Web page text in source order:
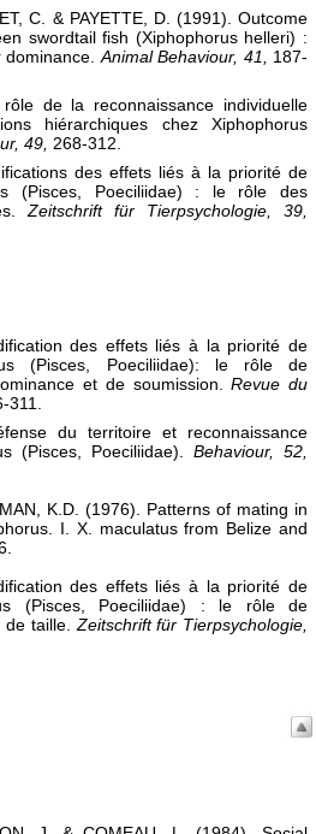
C. & PAYETTE, D. (1991). Outcome
swordtail fish (Xiphophorus helleri) :
Animal Behaviour, 41, 187-
de la reconnaissance individuelle
hiérarchiques chez Xiphophorus
49, 268-312.
des effets liés à la priorité de
(Pisces, Poeciliidae) : le rôle des
Zeitschrift für Tierpsychologie, 39,
des effets liés à la priorité de
(Pisces, Poeciliidae): le rôle de
et de soumission.Revue du
311.
du territoire et reconnaissance
(Pisces, Poeciliidae). Behaviour, 52,
K.D. (1976). Patterns of mating in
I. X. maculatus from Belize and
des effets liés à la priorité de
(Pisces, Poeciliidae) : le rôle de
taille. Zeitschrift für Tierpsychologie,